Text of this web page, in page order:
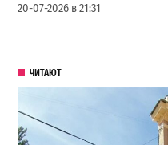
20-07-2026 в 21:31
ЧИТАЮТ